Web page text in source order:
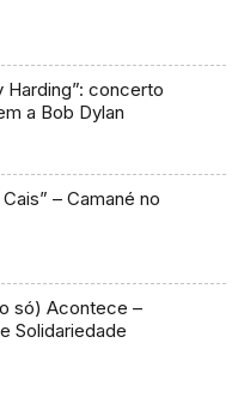
Harding”: concerto
a Bob Dylan
– Camané no
só) Acontece –
Solidariedade